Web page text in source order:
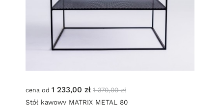
cena od 1 233,00 zł 1 370,00 zł
Stół kawowy MATRIX METAL 80